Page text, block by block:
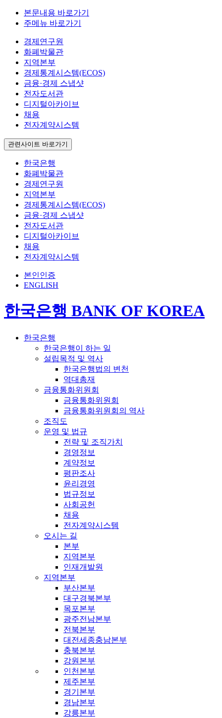
본문내용 바로가기
주메뉴 바로가기
경제연구원
화폐박물관
지역본부
경제통계시스템(ECOS)
금융·경제 스냅샷
전자도서관
디지털아카이브
채용
전자계약시스템
관련사이트 바로가기
한국은행
화폐박물관
경제연구원
지역본부
경제통계시스템(ECOS)
금융·경제 스냅샷
전자도서관
디지털아카이브
채용
전자계약시스템
본인인증
ENGLISH
한국은행 BANK OF KOREA
한국은행
한국은행이 하는 일
설립목적 및 역사
한국은행법의 변천
역대총재
금융통화위원회
금융통화위원회
금융통화위원회의 역사
조직도
운영 및 법규
전략 및 조직가치
경영정보
계약정보
평판조사
윤리경영
법규정보
사회공헌
채용
전자계약시스템
오시는 길
본부
지역본부
인재개발원
지역본부
부산본부
대구경북본부
목포본부
광주전남본부
전북본부
대전세종충남본부
충북본부
강원본부
인천본부
제주본부
경기본부
경남본부
강릉본부